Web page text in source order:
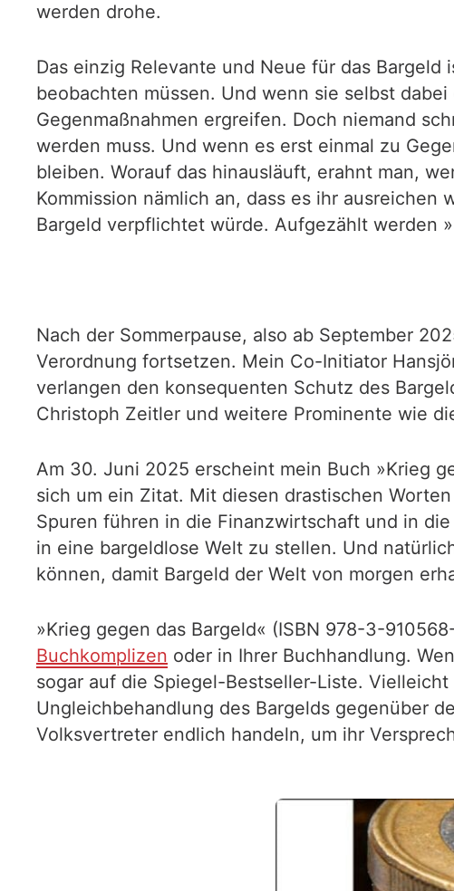
werden drohe.
Das einzig Relevante und Neue für das
beobachten müssen. Und wenn sie selbst
Gegenmaßnahmen ergreifen. Doch niemand
werden muss. Und wenn es erst einmal zu
bleiben. Worauf das hinausläuft, erahnt man,
Kommission nämlich an, dass es ihr
Bargeld verpflichtet würde. Aufgezählt werden
Nach der Sommerpause, also ab September
Verordnung fortsetzen. Mein Co-Initiator
verlangen den konsequenten Schutz des
Christoph Zeitler und weitere Prominente wie
Am 30. Juni 2025 erscheint mein Buch »Krieg
sich um ein Zitat. Mit diesen drastischen
Spuren führen in die Finanzwirtschaft und in
in eine bargeldlose Welt zu stellen. Und
können, damit Bargeld der Welt von morgen
»Krieg gegen das Bargeld« (ISBN 978-3-
Buchkomplizen oder in Ihrer Buchhandlung.
sogar auf die Spiegel-Bestseller-Liste.
Ungleichbehandlung des Bargelds gegenüber
Volksvertreter endlich handeln, um ihr